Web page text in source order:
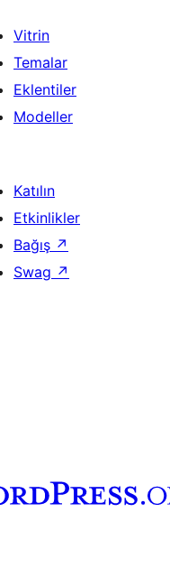
Vitrin
Temalar
Eklentiler
Modeller
Katılın
Etkinlikler
Bağış ↗
Swag ↗